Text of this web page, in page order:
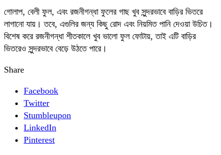
গোলাপ, বেলী ফুল, এবং রজনীগন্ধা ফুলের গাছ খুব সুন্দরভাবে বাড়ির ভিতরে
লাগানো যায়। তবে, এগুলির জন্য কিছু রোদ এবং নিয়মিত পানি দেওয়া উচিত।
বিশেষ করে রজনীগন্ধা শীতকালে খুব ভালো ফুল ফোটায়, তাই এটি বাড়ির
ভিতরেও সুন্দরভাবে বেড়ে উঠতে পারে।
Share
Facebook
Twitter
Stumbleupon
LinkedIn
Pinterest